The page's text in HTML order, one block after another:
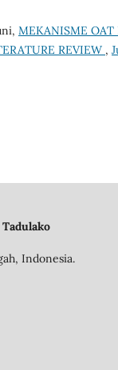
MEKANISME
REVIEW ,
Indonesia.